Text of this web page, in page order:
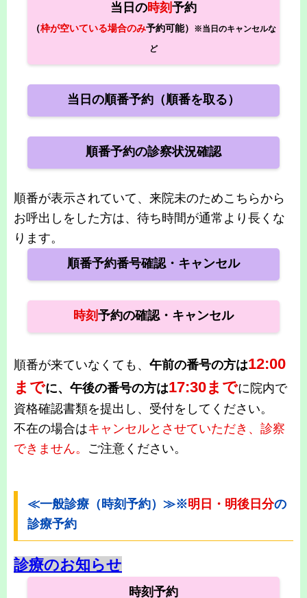
当日の時刻予約
（枠が空いている場合のみ予約可能） ※当日のキャンセルな
ど
当日の順番予約（順番を取る）
順番予約の診察状況確認
順番が表示されていて、来院未のためこちらから
お呼出しをした方は、待ち時間が通常より長くな
ります。
順番予約番号確認・キャンセル
時刻予約の確認・キャンセル
順番が来ていなくても、 午前の番号の方は12:00
までに、午後の番号の方は17:30までに院内で
資格確認書類を提出し、受付をしてください。
不在の場合はキャンセルとさせていただき、診察
できません。 ご注意ください。
≪一般診療（時刻予約）≫※明日・明後日分の
診療予約
診療のお知らせ
時刻予約